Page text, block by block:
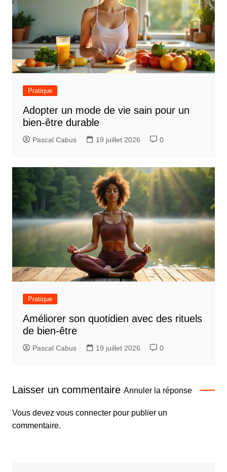
Pratique
Adopter un mode de vie sain pour un
bien-être durable
Pascal Cabus 19 juillet 2026 0
Pratique
Améliorer son quotidien avec des rituels
de bien-être
Pascal Cabus 19 juillet 2026 0
Laisser un commentaire Annuler la réponse
Vous devez vous connecterpour publier un
commentaire.